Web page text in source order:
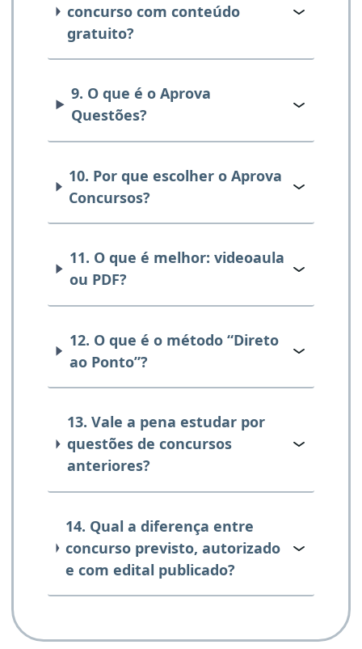
concurso com conteúdo
gratuito?
9. O que é o Aprova
Questões?
10. Por que escolher o Aprova
Concursos?
11. O que é melhor: videoaula
ou PDF?
12. O que é o método “Direto
ao Ponto”?
13. Vale a pena estudar por
questões de concursos
anteriores?
14. Qual a diferença entre
concurso previsto, autorizado
e com edital publicado?